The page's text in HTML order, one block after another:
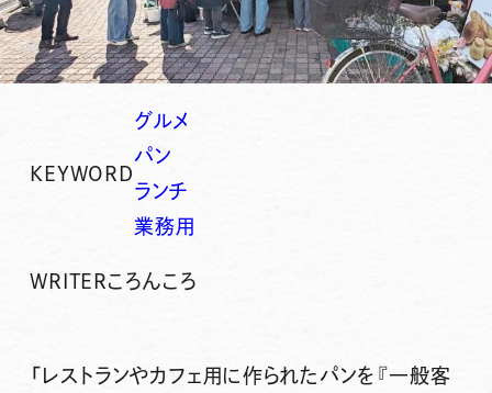
KEYWORD
グルメ
パン
ランチ
業務用
WRITERころんころ
「レストランやカフェ用に作られたパンを『一般客